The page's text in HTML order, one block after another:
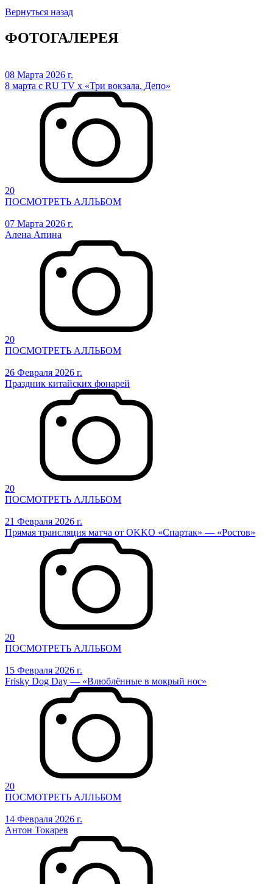
Вернуться назад
ФОТОГАЛЕРЕЯ
08 Марта 2026 г.
8 марта с RU TV х «Три вокзала. Депо»
20
ПОСМОТРЕТЬ АЛЛЬБОМ
07 Марта 2026 г.
Алена Апина
20
ПОСМОТРЕТЬ АЛЛЬБОМ
26 Февраля 2026 г.
Праздник китайских фонарей
20
ПОСМОТРЕТЬ АЛЛЬБОМ
21 Февраля 2026 г.
Прямая трансляция матча от OKKO «Спартак» — «Ростов»
20
ПОСМОТРЕТЬ АЛЛЬБОМ
15 Февраля 2026 г.
Frisky Dog Day — «Влюблённые в мокрый нос»
20
ПОСМОТРЕТЬ АЛЛЬБОМ
14 Февраля 2026 г.
Антон Токарев